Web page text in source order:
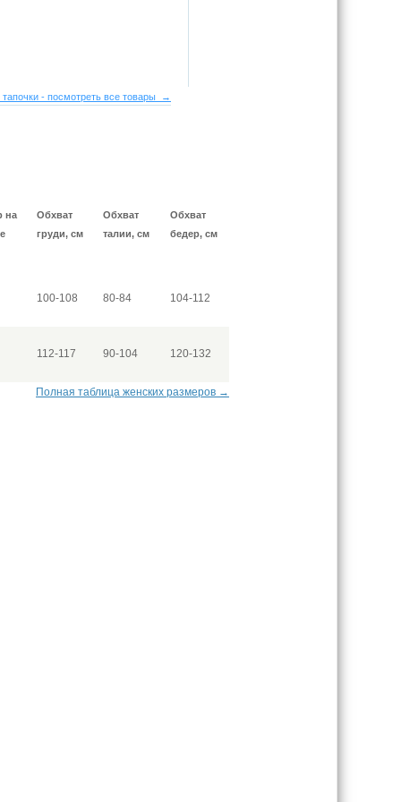
- посмотреть все товары →
на
Обхват
груди, см
Обхват
талии, см
Обхват
бедер, см
100-108 80-84 104-112
112-117 90-104 120-132
Полная таблица женских размеров →